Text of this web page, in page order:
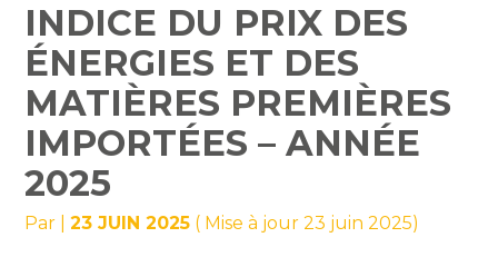
INDICE DU PRIX DES
ÉNERGIES ET DES
MATIÈRES PREMIÈRES
IMPORTÉES – ANNÉE
2025
Par |23 JUIN 2025 ( Mise à jour 23 juin 2025)